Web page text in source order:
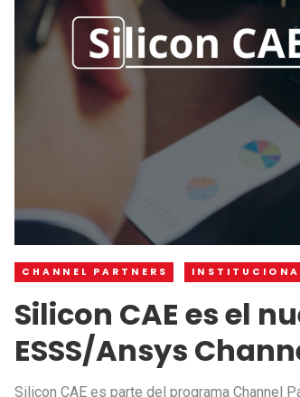
CHANNEL PARTNERS
Silicon CAE es el
ESSS/Ansys
Silicon CAE es parte del programa Channel